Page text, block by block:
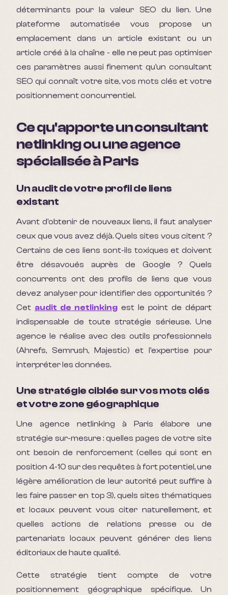
déterminants pour la valeur SEO du lien. Une
plateforme automatisée vous propose un
emplacement dans un article existant ou un
article créé à la chaîne - elle ne peut pas optimiser
ces paramètres aussi finement qu'un consultant
SEO qui connaît votre site, vos mots clés et votre
positionnement concurrentiel.
Ce qu'apporte un consultant
netlinking ou une agence
spécialisée à Paris
Un audit de votre profil de liens
existant
Avant d'obtenir de nouveaux liens, il faut analyser
ceux que vous avez déjà. Quels sites vous citent ?
Certains de ces liens sont-ils toxiques et doivent
être désavoués auprès de Google ? Quels
concurrents ont des profils de liens que vous
devez analyser pour identifier des opportunités ?
Cet audit de netlinking est le point de départ
indispensable de toute stratégie sérieuse. Une
agence le réalise avec des outils professionnels
(Ahrefs, Semrush, Majestic) et l'expertise pour
interpréter les données.
Une stratégie ciblée sur vos mots clés
et votre zone géographique
Une agence netlinking à Paris élabore une
stratégie sur-mesure : quelles pages de votre site
ont besoin de renforcement (celles qui sont en
position 4-10 sur des requêtes à fort potentiel, une
légère amélioration de leur autorité peut suffire à
les faire passer en top 3), quels sites thématiques
et locaux peuvent vous citer naturellement, et
quelles actions de relations presse ou de
partenariats locaux peuvent générer des liens
éditoriaux de haute qualité.
Cette stratégie tient compte de votre
positionnement géographique spécifique. Un